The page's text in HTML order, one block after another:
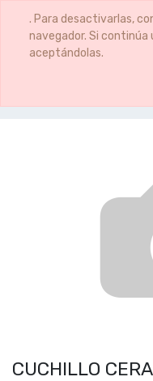
. Para desactivarlas,
navegador. Si
aceptándolas.
CUCHILLO
CUCHILLO